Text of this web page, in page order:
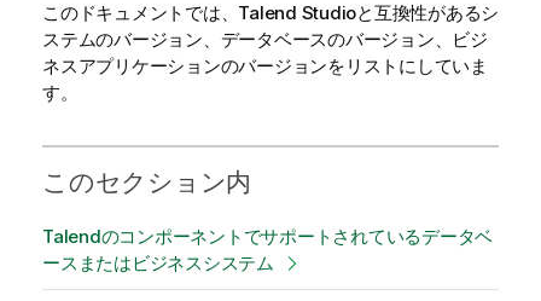
このドキュメントでは、 Talend Studioと互換性があるシ
ステムのバージョン、データベースのバージョン、ビジ
ネスアプリケーションのバージョンをリストにしていま
す。
このセクション内
Talendのコンポーネントでサポートされているデータベ
ースまたはビジネスシステム